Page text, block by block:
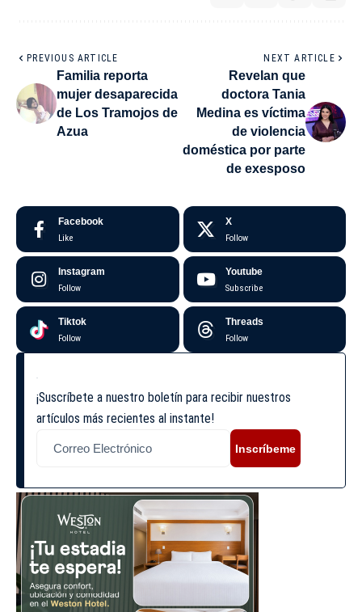
PREVIOUS ARTICLE
Familia reporta
mujer desaparecida
de Los Tramojos de
Azua
NEXT ARTICLE
Revelan que
doctora Tania
Medina es víctima
de violencia
doméstica por parte
de exesposo
Facebook
Like
X
Follow
Instagram
Follow
Youtube
Subscribe
Tiktok
Follow
Threads
Follow
¡Suscríbete a nuestro boletín para recibir nuestros
artículos más recientes al instante!
Inscríbeme